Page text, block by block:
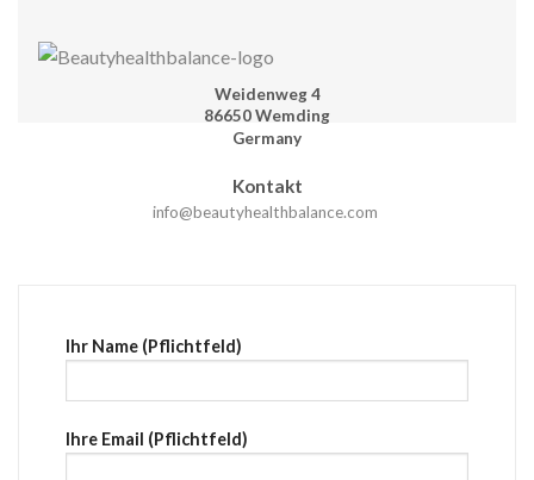
Weidenweg 4
86650 Wemding
Germany
Kontakt
info@beautyhealthbalance.com
Ihr Name (Pflichtfeld)
Ihre Email (Pflichtfeld)